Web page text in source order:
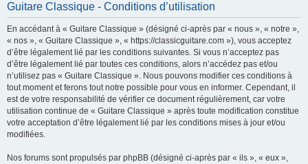
Guitare Classique - Conditions d’utilisation
En accédant à « Guitare Classique » (désigné ci-après par « nous », « notre »,
« nos », « Guitare Classique », « https://classicguitare.com »), vous acceptez
d’être légalement lié par les conditions suivantes. Si vous n’acceptez pas
d’être légalement lié par toutes ces conditions, alors n’accédez pas et/ou
n’utilisez pas « Guitare Classique ». Nous pouvons modifier ces conditions à
tout moment et ferons tout notre possible pour vous en informer. Cependant, il
est de votre responsabilité de vérifier ce document régulièrement, car votre
utilisation continue de « Guitare Classique » après toute modification constitue
votre acceptation d’être légalement lié par les conditions mises à jour et/ou
modifiées.
Nos forums sont propulsés par phpBB (désigné ci-après par « ils », « eux »,